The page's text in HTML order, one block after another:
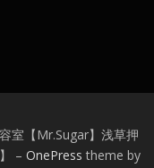
室【Mr.Sugar】浅草押
– OnePress theme by